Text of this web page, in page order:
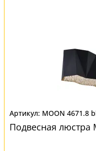
MOON 4671.8
Подвесная люстра